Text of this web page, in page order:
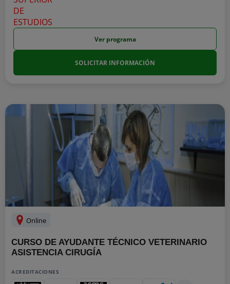
Ver programa
SOLICITAR INFORMACIÓN
Online
CURSO DE AYUDANTE TÉCNICO VETERINARIO
ASISTENCIA CIRUGÍA
ACREDITACIONES